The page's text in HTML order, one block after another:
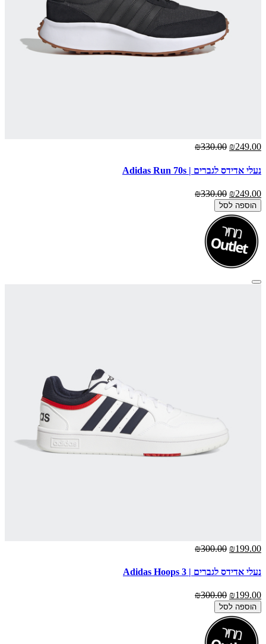
₪249.00
₪330.00
נעלי אדידס לגברים | Adidas Run 70s
₪249.00
₪330.00
הוספה לסל
₪199.00
₪300.00
נעלי אדידס לגברים | Adidas Hoops 3
₪199.00
₪300.00
הוספה לסל